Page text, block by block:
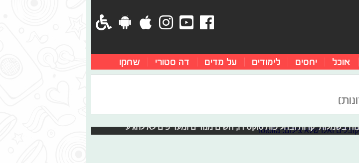
אוכל יחסים לימודים על מדים דה סטורי שחקו
המקובלים ואלו שלא
בשמלות יקרות ובחליפות טוקסידו, חשים מנודים ומעדיפים לא להגיע